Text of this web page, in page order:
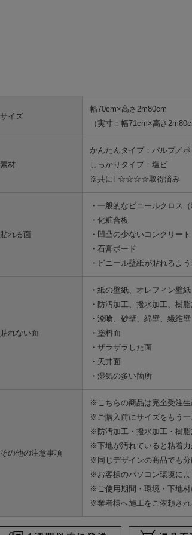
サイズ
幅70cm×高さ2m80cm
（実寸：幅71cm×高さ
素材
かんたんタイプ：パルプ／
しっかりタイプ：塩ビ
※共にF☆☆☆☆取得済み
貼れる面
・一般的なビニールクロス（
・化粧合板
・凹凸の少ないコンクリート
・石膏ボード
・ビニール壁紙が貼れるよ
貼れない面
・紙の壁紙、オレフィン壁紙
・防汚加工、撥水加工、樹
・漆喰、砂壁、綿壁、繊維壁
・塗料面
・ザラザラした面
・天井面
・湿気の多い箇所
その他の注意事項
※こちらの商品は完全受注生
※ご購入前にサイズをもう一
※防汚加工・撥水加工・樹脂
※下地が汚れていると粘着力
※同じデザインの商品でも分
※お客様のパソコン環境によ
※ご使用期間・環境・下地材
※業者様へ施工をご依頼され